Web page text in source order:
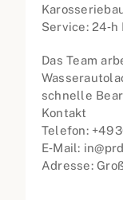
Service:
Das Team
schnelle
Kontakt
Telefon: +49
E‑Mail:
Adresse: